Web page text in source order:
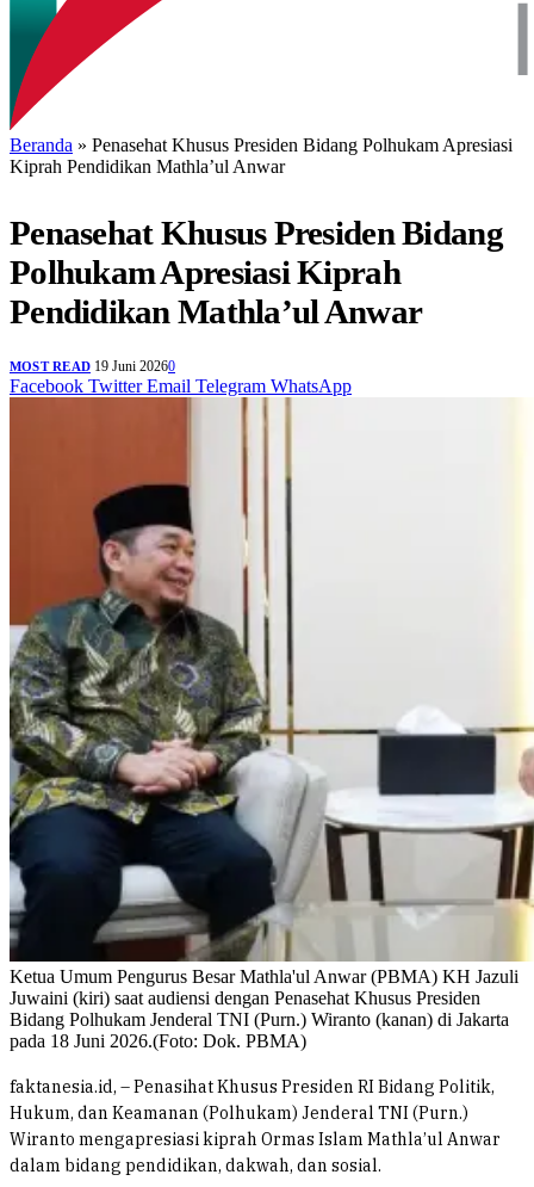
Beranda » Penasehat Khusus Presiden Bidang Polhukam Apresiasi
Kiprah Pendidikan Mathla’ul Anwar
Penasehat Khusus Presiden Bidang
Polhukam Apresiasi Kiprah
Pendidikan Mathla’ul Anwar
MOST READ 19 Juni 20260
Facebook Twitter Email Telegram WhatsApp
Ketua Umum Pengurus Besar Mathla'ul Anwar (PBMA) KH Jazuli
Juwaini (kiri) saat audiensi dengan Penasehat Khusus Presiden
Bidang Polhukam Jenderal TNI (Purn.) Wiranto (kanan) di Jakarta
pada 18 Juni 2026.(Foto: Dok. PBMA)
faktanesia.id, – Penasihat Khusus Presiden RI Bidang Politik,
Hukum, dan Keamanan (Polhukam) Jenderal TNI (Purn.)
Wiranto mengapresiasi kiprah Ormas Islam Mathla’ul Anwar
dalam bidang pendidikan, dakwah, dan sosial.